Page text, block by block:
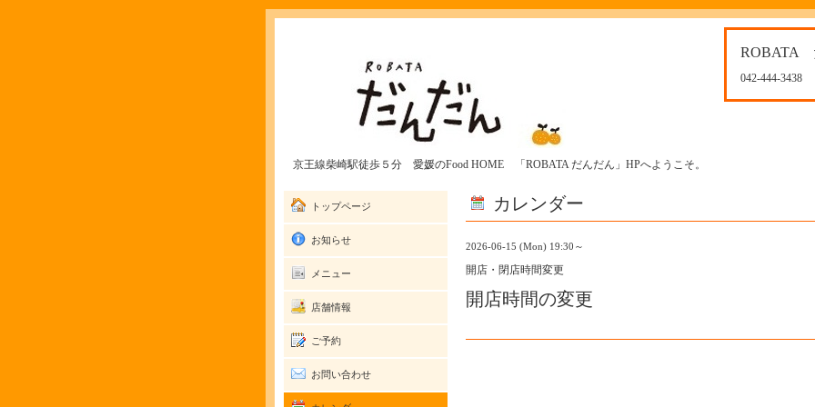
ROBATA
042-444-3438
京王線柴崎駅徒歩５分 愛媛のFood HOME 「ROBATA だんだん」HPへようこそ。
カレンダー
2026-06-15 (Mon) 19:30～
開店・閉店時間変更
開店時間の変更
トップページ
お知らせ
メニュー
店舗情報
ご予約
お問い合わせ